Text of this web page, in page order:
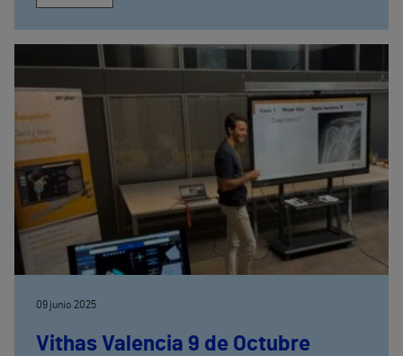
09 junio 2025
Vithas Valencia 9 de Octubre